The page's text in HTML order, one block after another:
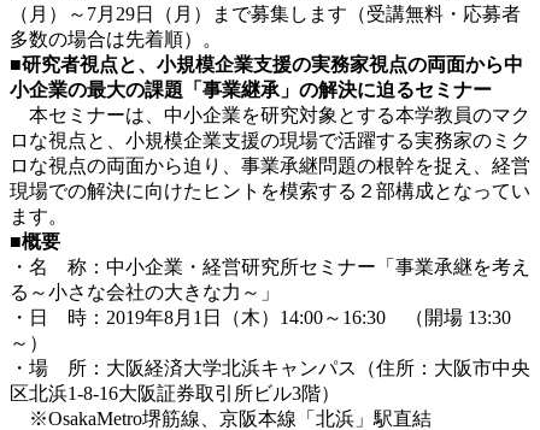
（月）～7月29日（月）まで募集します（受講無料・応募者
多数の場合は先着順）。
■研究者視点と、小規模企業支援の実務家視点の両面から中
小企業の最大の課題「事業継承」の解決に迫るセミナー
本セミナーは、中小企業を研究対象とする本学教員のマク
ロな視点と、小規模企業支援の現場で活躍する実務家のミク
ロな視点の両面から迫り、事業承継問題の根幹を捉え、経営
現場での解決に向けたヒントを模索する２部構成となってい
ます。
■概要
・名 称：中小企業・経営研究所セミナー「事業承継を考え
る～小さな会社の大きな力～」
・日 時：2019年8月1日（木）14:00～16:30 （開場 13:30
～）
・場 所：大阪経済大学北浜キャンパス（住所：大阪市中央
区北浜1-8-16大阪証券取引所ビル3階）
※OsakaMetro堺筋線、京阪本線「北浜」駅直結